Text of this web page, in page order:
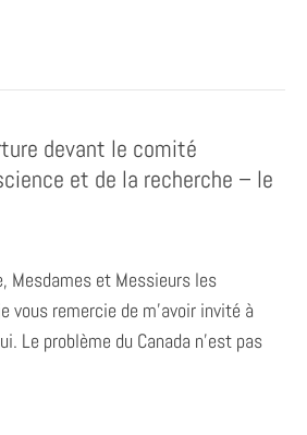
devant le comité
et de la recherche – le
Mesdames et Messieurs les
vous remercie de m’avoir invité à
Le problème du Canada n’est pas